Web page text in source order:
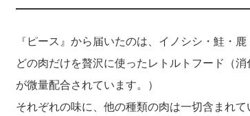
『ピース』から届いたのは、イノシシ・鮭・
どの肉だけを贅沢に使ったレトルトフード（
が微量配合されています。）
それぞれの味に、他の種類の肉は一切含まれ